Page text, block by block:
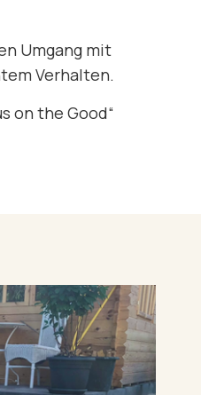
Umgang mit
Verhalten.
on the Good“